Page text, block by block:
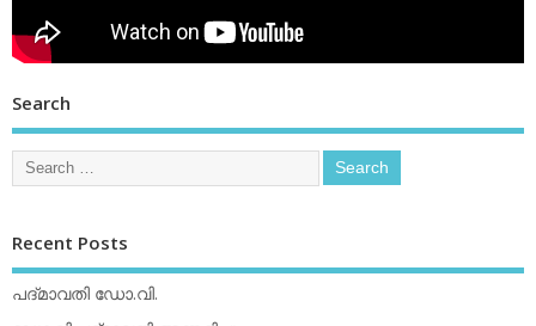
Search
Recent Posts
പദ്മാവതി ഡോ.വി.